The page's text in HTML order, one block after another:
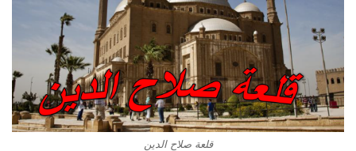
قلعة صلاح الدين